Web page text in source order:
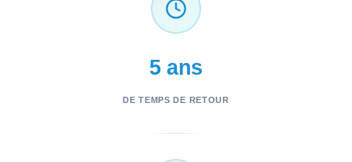
5 ans
DE TEMPS DE RETOUR